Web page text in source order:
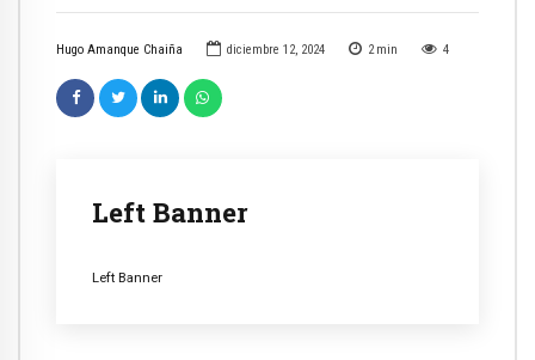
Hugo Amanque Chaiña diciembre 12, 2024 2 min 4
Left Banner
Left Banner